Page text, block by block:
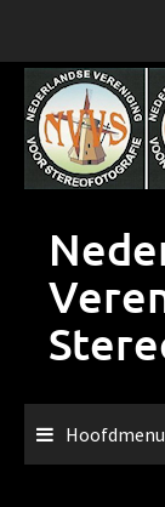
inhoud
Hoofdmenu